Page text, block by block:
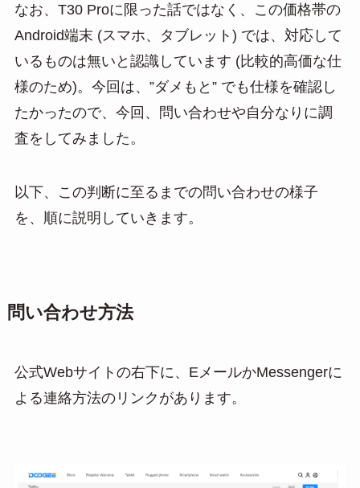
なお、T30 Proに限った話ではなく、この価格帯の
Android端末 (スマホ、タブレット) では、対応して
いるものは無いと認識しています (比較的高価な仕
様のため)。今回は、”ダメもと” でも仕様を確認し
たかったので、今回、問い合わせや自分なりに調
査をしてみました。
以下、この判断に至るまでの問い合わせの様子
を、順に説明していきます。
問い合わせ方法
公式Webサイトの右下に、EメールかMessengerに
よる連絡方法のリンクがあります。